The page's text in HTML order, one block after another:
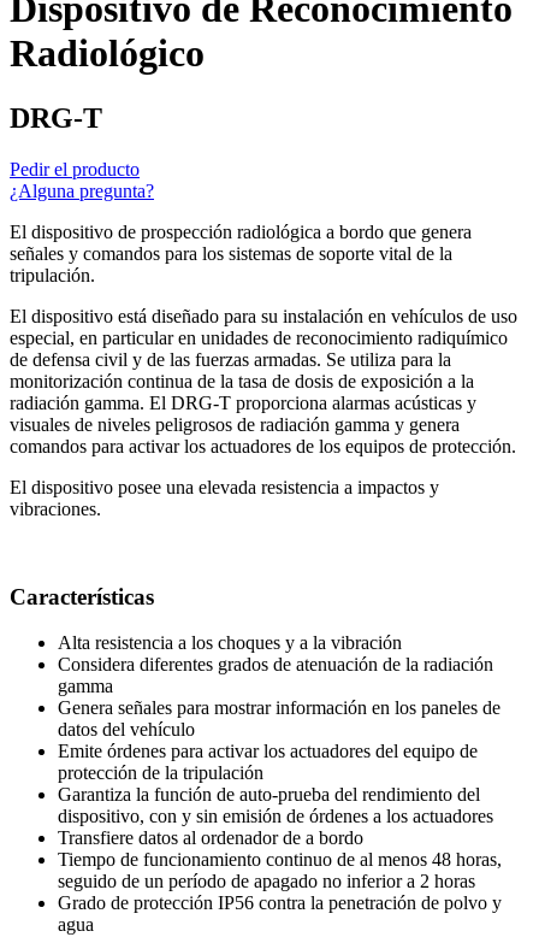
Dispositivo de Reconocimiento
Radiológico
DRG-T
Pedir el producto
¿Alguna pregunta?
El dispositivo de prospección radiológica a bordo que genera
señales y comandos para los sistemas de soporte vital de la
tripulación.
El dispositivo está diseñado para su instalación en vehículos de uso
especial, en particular en unidades de reconocimiento radiquímico
de defensa civil y de las fuerzas armadas. Se utiliza para la
monitorización continua de la tasa de dosis de exposición a la
radiación gamma. El DRG‑T proporciona alarmas acústicas y
visuales de niveles peligrosos de radiación gamma y genera
comandos para activar los actuadores de los equipos de protección.
El dispositivo posee una elevada resistencia a impactos y
vibraciones.
Características
Alta resistencia a los choques y a la vibración
Considera diferentes grados de atenuación de la radiación
gamma
Genera señales para mostrar información en los paneles de
datos del vehículo
Emite órdenes para activar los actuadores del equipo de
protección de la tripulación
Garantiza la función de auto‑prueba del rendimiento del
dispositivo, con y sin emisión de órdenes a los actuadores
Transfiere datos al ordenador de a bordo
Tiempo de funcionamiento continuo de al menos 48 horas,
seguido de un período de apagado no inferior a 2 horas
Grado de protección IP56 contra la penetración de polvo y
agua